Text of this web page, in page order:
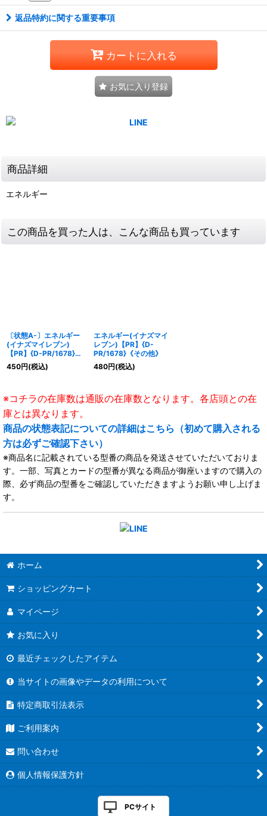
返品特約に関する重要事項
カートに入れる
お気に入り登録
商品詳細
エネルギー
この商品を買った人は、こんな商品も買っています
〔状態A-〕エネルギー
(イナズマイレブン)
【PR】{D-PR/1678}
《その他》
450円(税込)
エネルギー(イナズマイ
レブン)【PR】{D-
PR/1678}《その他》
480円(税込)
※コチラの在庫数は通販の在庫数となります。各店頭との在
庫とは異なります。
商品の状態表記についての詳細はこちら（初めて購入される
方は必ずご確認下さい）
※商品名に記載されている型番の商品を発送させていただいておりま
す。一部、写真とカードの型番が異なる商品が御座いますので購入の
際、必ず商品の型番をご確認していただきますようお願い申し上げま
す。
ホーム
ショッピングカート
マイページ
お気に入り
最近チェックしたアイテム
当サイトの画像やデータの利用について
特定商取引法表示
ご利用案内
問い合わせ
個人情報保護方針
PCサイト